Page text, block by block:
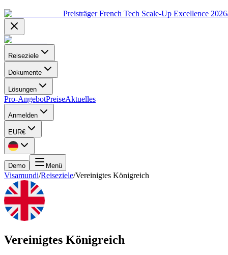
Preisträger French Tech Scale-Up Excellence
Reiseziele
Dokumente
Lösungen
Pro-AngebotPreiseAktuelles
Anmelden
EUR€
Demo Menü
Visamundi/Reiseziele/Vereinigtes Königreich
Vereinigtes Königreich